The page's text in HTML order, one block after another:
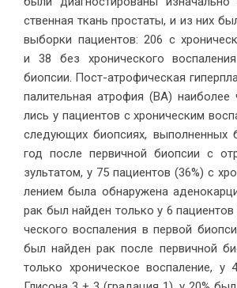
ствен­ная ткань про­ста­ты, и из них
вы­бор­ки па­ци­ен­тов: 206 с
и 38 без хро­ни­че­ско­го
биоп­сии. Пост-атро­фи­че­ская
па­ли­тель­ная атро­фия (ВА)
лись у па­ци­ен­тов с хро­ни­че­ским
сле­ду­ю­щих биоп­си­ях, вы­пол­нен­ных
год по­сле пер­вич­ной биоп­сии с
зуль­та­том, у 75 па­ци­ен­тов (36%) с
ле­ни­ем бы­ла об­на­ру­же­на
рак был най­ден толь­ко у 6
че­ско­го вос­па­ле­ния в пер­вой
был най­ден рак по­сле пер­вич­ной
толь­ко хро­ни­че­ское вос­па­ле­ние, у